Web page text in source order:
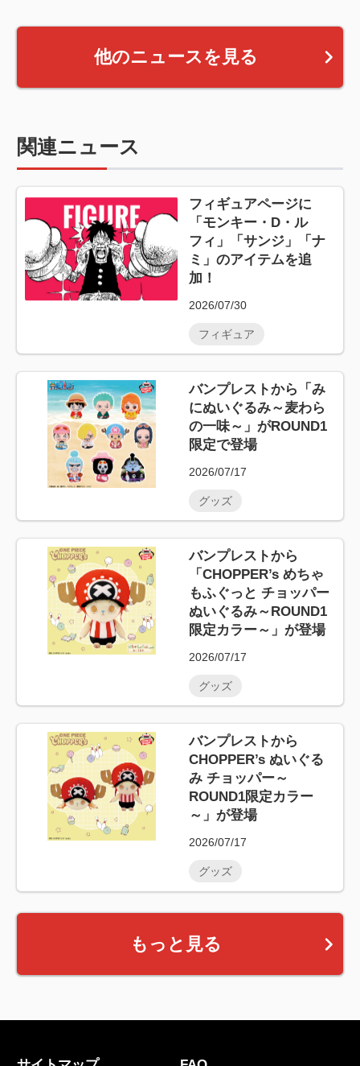
他のニュースを見る
関連ニュース
フィギュアページに
「モンキー・D・ル
フィ」「サンジ」「ナ
ミ」のアイテムを追
加！
2026/07/30
フィギュア
バンプレストから「み
にぬいぐるみ～麦わら
の一味～」がROUND1
限定で登場
2026/07/17
グッズ
バンプレストから
「CHOPPER’s めちゃ
もふぐっと チョッパー
ぬいぐるみ～ROUND1
限定カラー～」が登場
2026/07/17
グッズ
バンプレストから
CHOPPER’s ぬいぐる
み チョッパー～
ROUND1限定カラー
～」が登場
2026/07/17
グッズ
もっと見る